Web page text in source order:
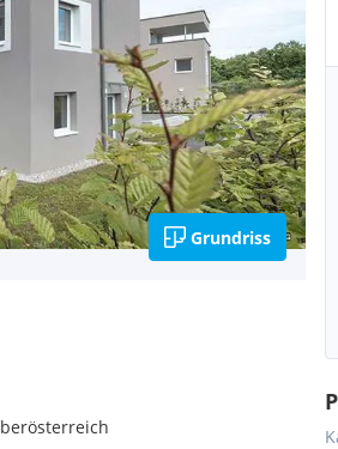
Grundriss